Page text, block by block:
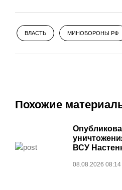
ВЛАСТЬ МИНОБОРОНЫ РФ
Похожие
ВСУ
08.08.2026 08:14